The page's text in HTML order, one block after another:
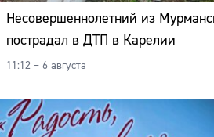
Несовершеннолетний из
пострадал в ДТП в Карелии
11:12 – 6 августа